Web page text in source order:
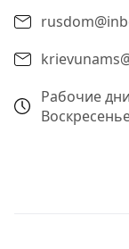
Рабочие